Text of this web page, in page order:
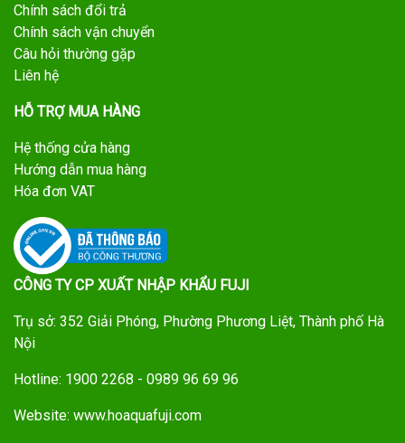
Chính sách đổi trả
Chính sách vận chuyển
Câu hỏi thường gặp
Liên hệ
HỖ TRỢ MUA HÀNG
Hệ thống cửa hàng
Hướng dẫn mua hàng
Hóa đơn VAT
CÔNG TY CP XUẤT NHẬP KHẨU FUJI
Trụ sở: 352 Giải Phóng, Phường Phương Liệt, Thành phố Hà
Nội
Hotline: 1900 2268 - 0989 96 69 96
Website: www.hoaquafuji.com